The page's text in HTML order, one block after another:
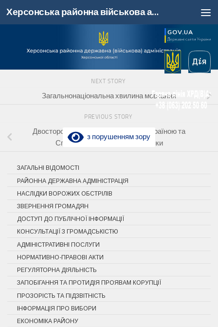
Skip to content Херсонська районна військова адміністрація, Херсонська область
з порушенням зору
NEXT STORY
Загальнонаціональна хвилина мовчання
PREVIOUS STORY
Двостороння безпекова угода між Україною та
Сполученими Штатами Америки
ЗАГАЛЬНІ ВІДОМОСТІ
РАЙОННА ДЕРЖАВНА АДМІНІСТРАЦІЯ
НАСЛІДКИ ВОРОЖИХ ОБСТРІЛІВ
ЗВЕРНЕННЯ ГРОМАДЯН
ДОСТУП ДО ПУБЛІЧНОЇ ІНФОРМАЦІЇ
КОНСУЛЬТАЦІЇ З ГРОМАДСЬКІСТЮ
АДМІНІСТРАТИВНІ ПОСЛУГИ
НОРМАТИВНО-ПРАВОВІ АКТИ
РЕГУЛЯТОРНА ДІЯЛЬНІСТЬ
ЗАПОБІГАННЯ ТА ПРОТИДІЯ ПРОЯВАМ КОРУПЦІЇ
ПРОЗОРІСТЬ ТА ПІДЗВІТНІСТЬ
ІНФОРМАЦІЯ ПРО ВИБОРИ
ЕКОНОМІКА РАЙОНУ